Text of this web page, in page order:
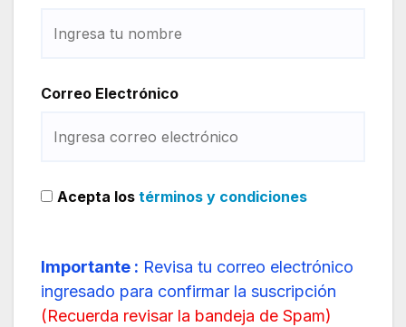
Correo Electrónico
Acepta los términos y condiciones
Importante : Revisa tu correo electrónico
ingresado para confirmar la suscripción
(Recuerda revisar la bandeja de Spam)